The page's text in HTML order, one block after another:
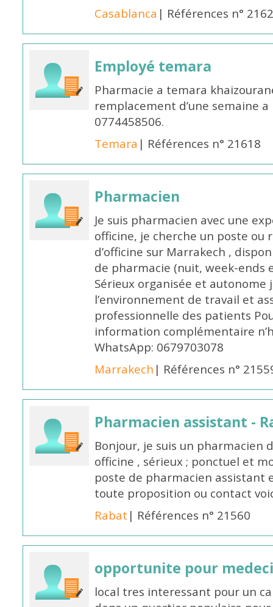
Casablanca | Références n°
Employé temara
Pharmacie a temara
remplacement d’une semaine
0774458506.
Temara | Références n° 21618
Pharmacien
Je suis pharmacien avec une
officine, je cherche un poste
d’officine sur Marrakech ,
de pharmacie (nuit, week-ends
Sérieux organisée et autonome
l’environnement de travail et
professionnelle des patients
information complémentaire
WhatsApp: 0679703078
Marrakech | Références n°
Pharmacien assistant -
Bonjour, je suis un pharmacien
officine , sérieux ; ponctuel et
poste de pharmacien
toute proposition ou contact
Rabat | Références n° 21560
opportunite pour
local tres interessant pour un